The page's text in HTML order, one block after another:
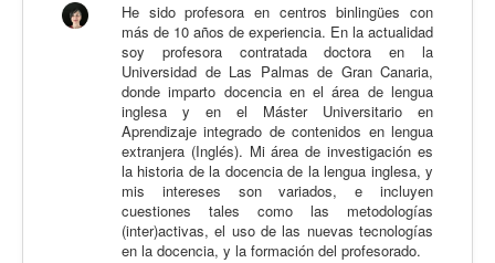
Calidad
Artículos
Recursos
Observatorio EB
Contacto
He sido profesora en centros binlingües con
más de 10 años de experiencia. En la actualidad
soy profesora contratada doctora en la
Universidad de Las Palmas de Gran Canaria,
donde imparto docencia en el área de lengua
inglesa y en el Máster Universitario en
Aprendizaje integrado de contenidos en lengua
extranjera (Inglés). Mi área de investigación es
la historia de la docencia de la lengua inglesa, y
mis intereses son variados, e incluyen
cuestiones tales como las metodologías
(inter)activas, el uso de las nuevas tecnologías
en la docencia, y la formación del profesorado.